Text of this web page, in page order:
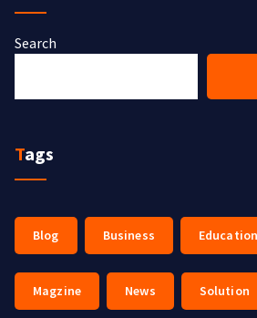
Search
Tags
Blog Business Education
Magzine News Solution